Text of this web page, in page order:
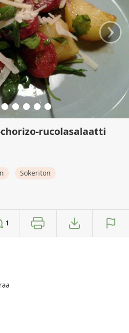
›
rucolasalaatti
Sokeriton
1